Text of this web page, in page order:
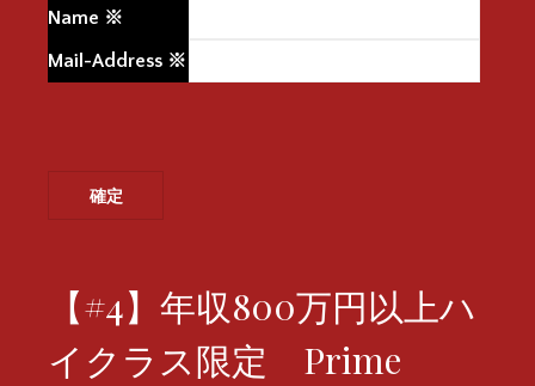
Name ※
Mail-Address ※
【#4】年収800万円以上ハ
イクラス限定 Prime